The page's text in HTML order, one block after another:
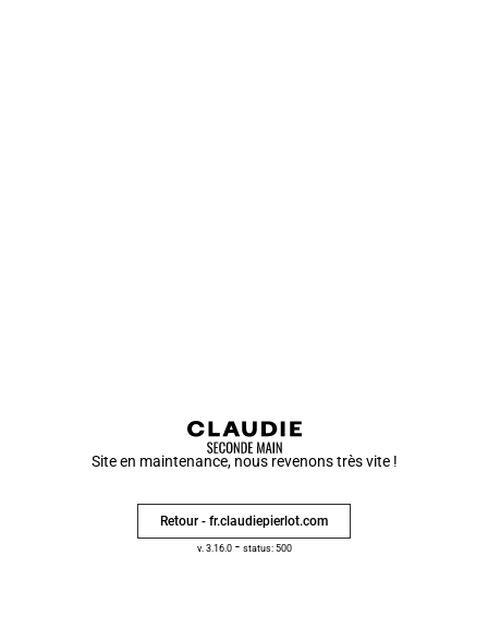
Site en maintenance, nous revenons très vite !
Retour - fr.claudiepierlot.com
v. 3.16.0- status: 500